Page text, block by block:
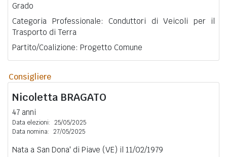
Grado
Categoria Professionale: Conduttori di Veicoli per il
Trasporto di Terra
Partito/Coalizione: Progetto Comune
Consigliere
Nicoletta BRAGATO
47 anni
Data elezioni: 25/05/2025
Data nomina: 27/05/2025
Nata a San Dona' di Piave (VE) il 11/02/1979